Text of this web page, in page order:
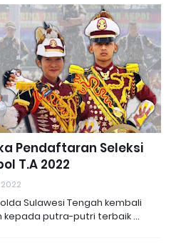
Pendaftaran Seleksi
T.A 2022
Polda Sulawesi Tengah kembali
kepada putra-putri terbaik …